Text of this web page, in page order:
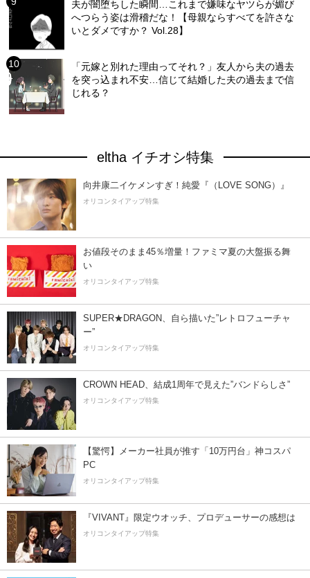
夫が闇堕ちした瞬間…これまで嫌味なヤツらが媚び
へつらう姿は滑稽だな！【母親ならすべてを許さな
いとダメですか？ Vol.28】
「元嫁と別れた理由ってそれ？」友人から夫の過去
を突っ込まれ不安…信じて結婚した夫の過去まで信
じれる？
eltha イチオシ特集
向井康二イケメンすぎ！純愛『（LOVE SONG）』
オリコンタイアップ特集
お値段そのまま45％増量！ファミマ夏の大盤振る舞
い
オリコンタイアップ特集
SUPER★DRAGON、自ら描いた”レトロフューチャ
ー”
オリコンタイアップ特集
CROWN HEAD、結成1周年で見えた”バンドらしさ”
オリコンタイアップ特集
【驚愕】メーカー社員が推す「10万円台」神コスパ
PC
オリコンタイアップ特集
『VIVANT』限定ウオッチ、プロデューサーの感想は
オリコンタイアップ特集